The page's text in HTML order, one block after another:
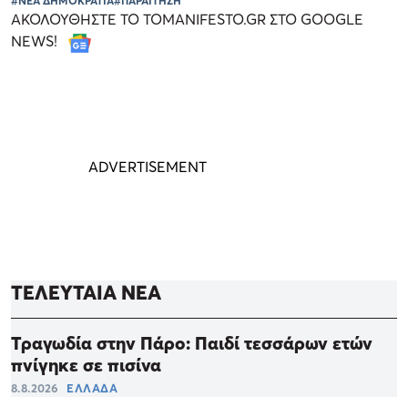
ΑΚΟΛΟΥΘΗΣΤΕ ΤΟ TOMANIFESTO.GR ΣΤΟ GOOGLE
NEWS!
ΤΕΛΕΥΤΑΙΑ ΝΕΑ
Τραγωδία στην Πάρο: Παιδί τεσσάρων ετών
πνίγηκε σε πισίνα
8.8.2026 ΕΛΛΑΔΑ